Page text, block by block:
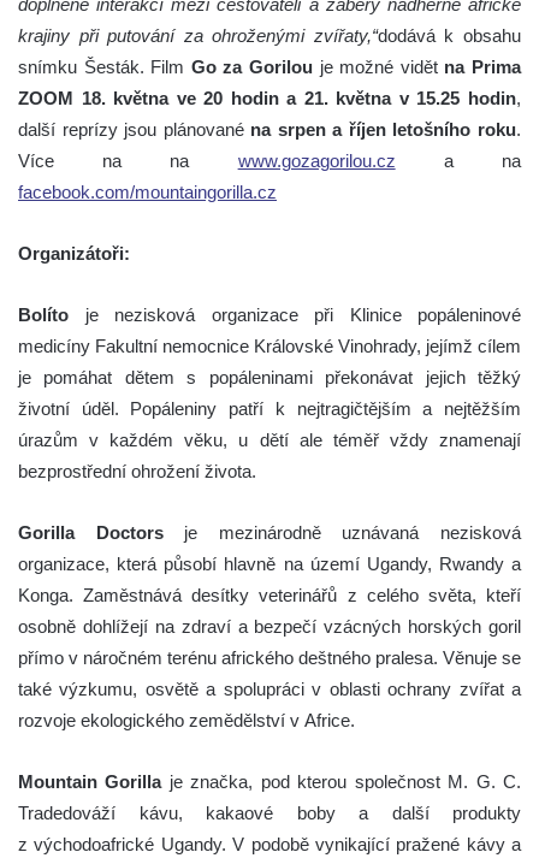
doplněné interakcí mezi cestovateli a záběry nádherné africké
krajiny při putování za ohroženými zvířaty,“dodává k obsahu
snímku Šesták. Film Go za Gorilou je možné vidět na Prima
ZOOM 18. května ve 20 hodin a 21. května v 15.25 hodin,
další reprízy jsou plánované na srpen a říjen letošního roku.
Více na na www.gozagorilou.cz a na
facebook.com/mountaingorilla.cz
Organizátoři:
Bolíto je nezisková organizace při Klinice popáleninové
medicíny Fakultní nemocnice Královské Vinohrady, jejímž cílem
je pomáhat dětem s popáleninami překonávat jejich těžký
životní úděl. Popáleniny patří k nejtragičtějším a nejtěžším
úrazům v každém věku, u dětí ale téměř vždy znamenají
bezprostřední ohrožení života.
Gorilla Doctorsje mezinárodně uznávaná nezisková
organizace, která působí hlavně na území Ugandy, Rwandy a
Konga. Zaměstnává desítky veterinářů z celého světa, kteří
osobně dohlížejí na zdraví a bezpečí vzácných horských goril
přímo v náročném terénu afrického deštného pralesa. Věnuje se
také výzkumu, osvětě a spolupráci v oblasti ochrany zvířat a
rozvoje ekologického zemědělství v Africe.
Mountain Gorillaje značka, pod kterou společnost M. G. C.
Tradedováží kávu, kakaové boby a další produkty
z východoafrické Ugandy. V podobě vynikající pražené kávy a